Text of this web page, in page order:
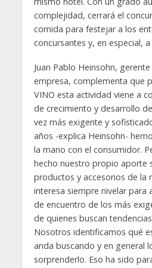
complejidad, cerrará el
comida para festejar a los
concursantes y, en especial,
Juan Pablo Heinsohn,
empresa, complementa que
VINO esta actividad viene a
de crecimiento y desarrollo
vez más exigente y
años -explica Heinsohn-
la mano con el consumidor.
hecho nuestro propio aporte
productos y accesorios de la
interesa siempre nivelar para
de encuentro de los más
de quienes buscan
Nosotros identificamos qué
anda buscando y en general
sorprenderlo. Eso ha sido